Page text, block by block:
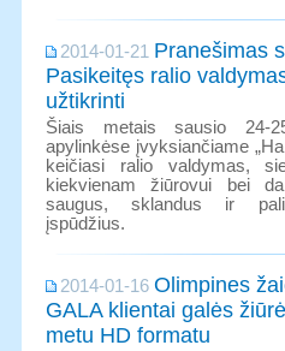
2014-01-21 Pranešimas
Pasikeitęs ralio
užtikrinti
Šiais metais sausio 24-
apylinkėse įvyksiančiame
keičiasi ralio valdymas,
kiekvienam žiūrovui bei
saugus, sklandus ir
įspūdžius.
2014-01-16 Olimpines
GALA klientai galės
metu HD formatu